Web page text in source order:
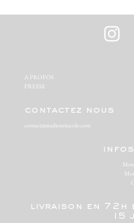
A PROPOS‬
PRESSE‬
contactez nous
contact@studiomiracolo.com
livraison en 72h
15